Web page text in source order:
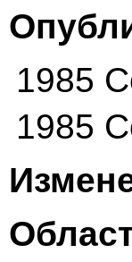
1985
1985